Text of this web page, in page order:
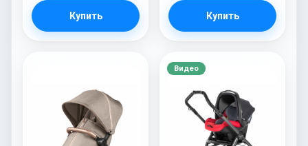
Купить Купить
Видео